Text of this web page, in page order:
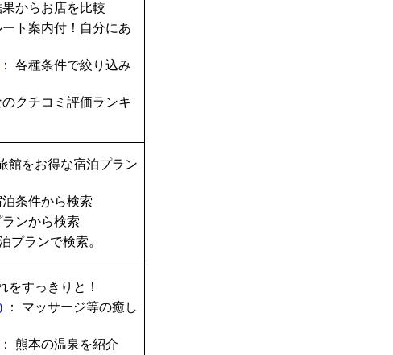
からお店を比較
ト案内付！自分にあ
： 各種条件で絞り込み
クチコミ評価ランキ
館をお得な宿泊プラン
泊条件から検索
ンから検索
プランで検索。
をすっきりと！
： マッサージ等の癒し
： 熊本の温泉を紹介